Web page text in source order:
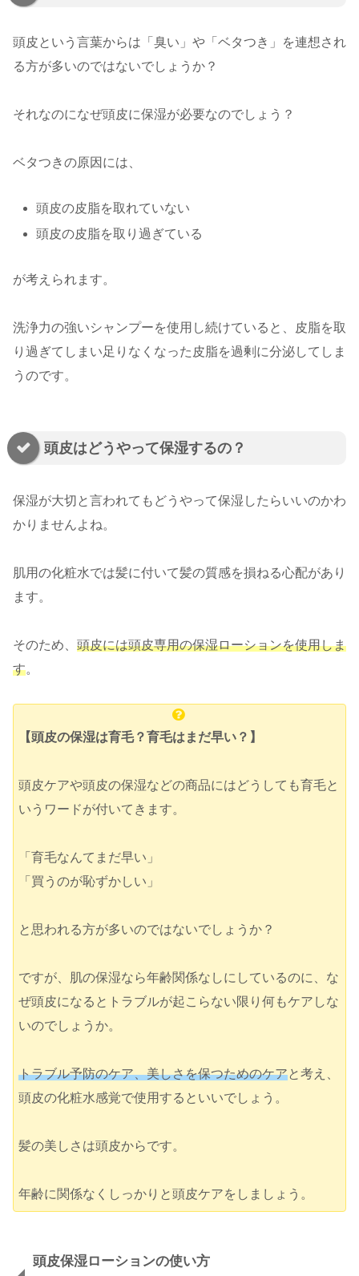
頭皮という言葉からは「臭い」や「ベタつき」を連想され
る方が多いのではないでしょうか？
それなのになぜ頭皮に保湿が必要なのでしょう？
ベタつきの原因には、
頭皮の皮脂を取れていない
頭皮の皮脂を取り過ぎている
が考えられます。
洗浄力の強いシャンプーを使用し続けていると、皮脂を取
り過ぎてしまい足りなくなった皮脂を過剰に分泌してしま
うのです。
頭皮はどうやって保湿するの？
保湿が大切と言われてもどうやって保湿したらいいのかわ
かりませんよね。
肌用の化粧水では髪に付いて髪の質感を損ねる心配があり
ます。
そのため、 頭皮には頭皮専用の保湿ローションを使用しま
す。
【頭皮の保湿は育毛？育毛はまだ早い？】
頭皮ケアや頭皮の保湿などの商品にはどうしても育毛と
いうワードが付いてきます。
「育毛なんてまだ早い」
「買うのが恥ずかしい」
と思われる方が多いのではないでしょうか？
ですが、肌の保湿なら年齢関係なしにしているのに、な
ぜ頭皮になるとトラブルが起こらない限り何もケアしな
いのでしょうか。
トラブル予防のケア、美しさを保つためのケアと考え、
頭皮の化粧水感覚で使用するといいでしょう。
髪の美しさは頭皮からです。
年齢に関係なくしっかりと頭皮ケアをしましょう。
頭皮保湿ローションの使い方